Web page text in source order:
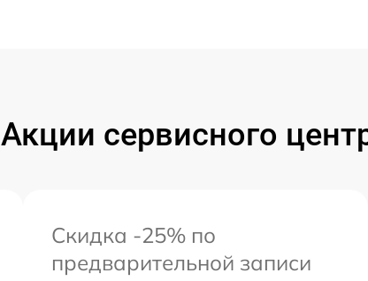
Акции сервисного
Скидка -25% по
предварительной записи